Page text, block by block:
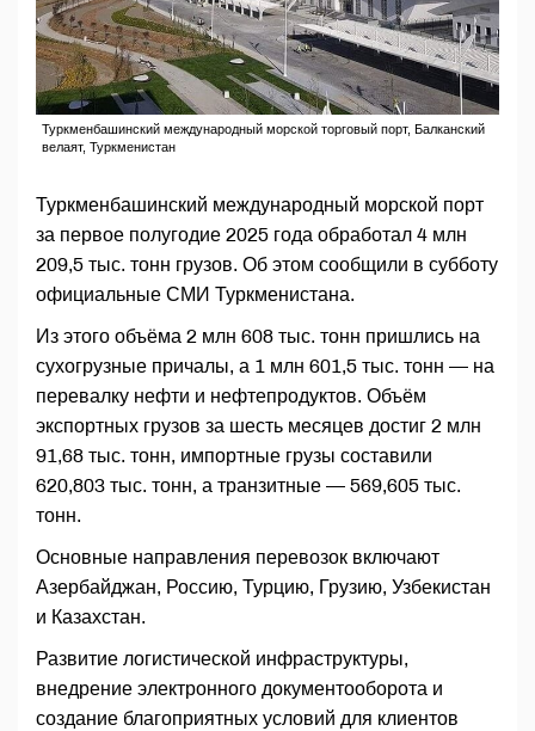
Туркменбашинский международный морской торговый порт, Балканский
велаят, Туркменистан
Туркменбашинский международный морской порт
за первое полугодие 2025 года обработал 4 млн
209,5 тыс. тонн грузов. Об этом сообщили в субботу
официальные СМИ Туркменистана.
Из этого объёма 2 млн 608 тыс. тонн пришлись на
сухогрузные причалы, а 1 млн 601,5 тыс. тонн — на
перевалку нефти и нефтепродуктов. Объём
экспортных грузов за шесть месяцев достиг 2 млн
91,68 тыс. тонн, импортные грузы составили
620,803 тыс. тонн, а транзитные — 569,605 тыс.
тонн.
Основные направления перевозок включают
Азербайджан, Россию, Турцию, Грузию, Узбекистан
и Казахстан.
Развитие логистической инфраструктуры,
внедрение электронного документооборота и
создание благоприятных условий для клиентов